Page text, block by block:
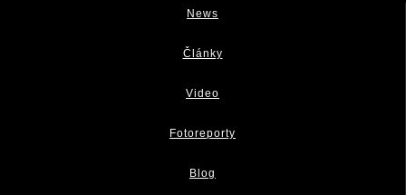
News
Články
Video
Fotoreporty
Blog